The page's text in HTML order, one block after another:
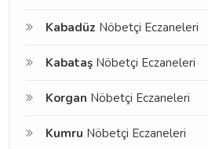
Kabadüz Nöbetçi Eczaneleri
Kabataş Nöbetçi Eczaneleri
Korgan Nöbetçi Eczaneleri
Kumru Nöbetçi Eczaneleri